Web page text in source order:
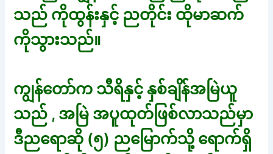
သည် ကိုထွန်းနှင့် ညတိုင်း ထိုမာဆက်
ကိုသွားသည်။
ကျွန်တော်က သီရိနှင့် နှစ်ချိန်အမြဲယူ
သည် , အမြဲ အပူထုတ်ဖြစ်လာသည်မှာ
ဒီညရောဆို (၅) ညမြောက်သို့ ရောက်ရှိ